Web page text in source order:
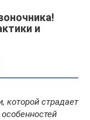
и
которой страдает